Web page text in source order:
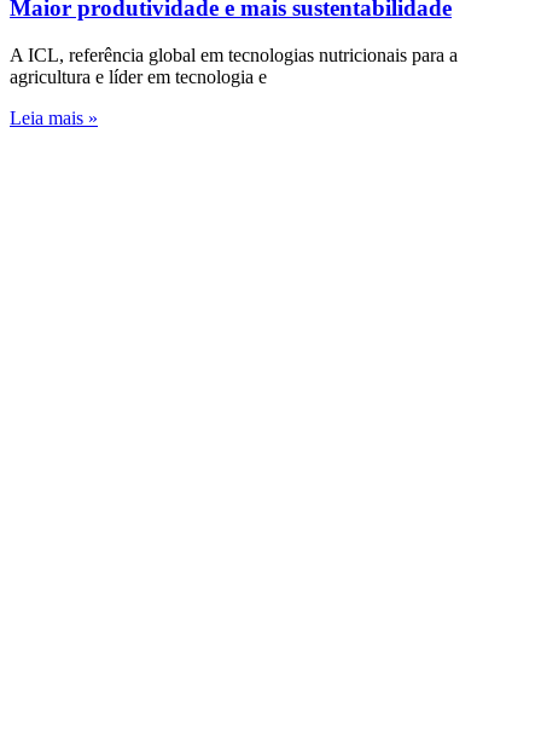
Maior produtividade e mais sustentabilidade
A ICL, referência global em tecnologias nutricionais para a
agricultura e líder em tecnologia e
Leia mais »